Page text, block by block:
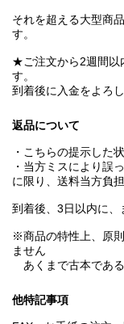
それを超える大型商
す。
★ご注文から2週間以
す。
到着後に入金をよろ
返品について
・こちらの提示した
・当方ミスにより誤
に限り、送料当方負
到着後、3日以内に
※商品の特性上、原
ません
あくまで古本であ
他特記事項